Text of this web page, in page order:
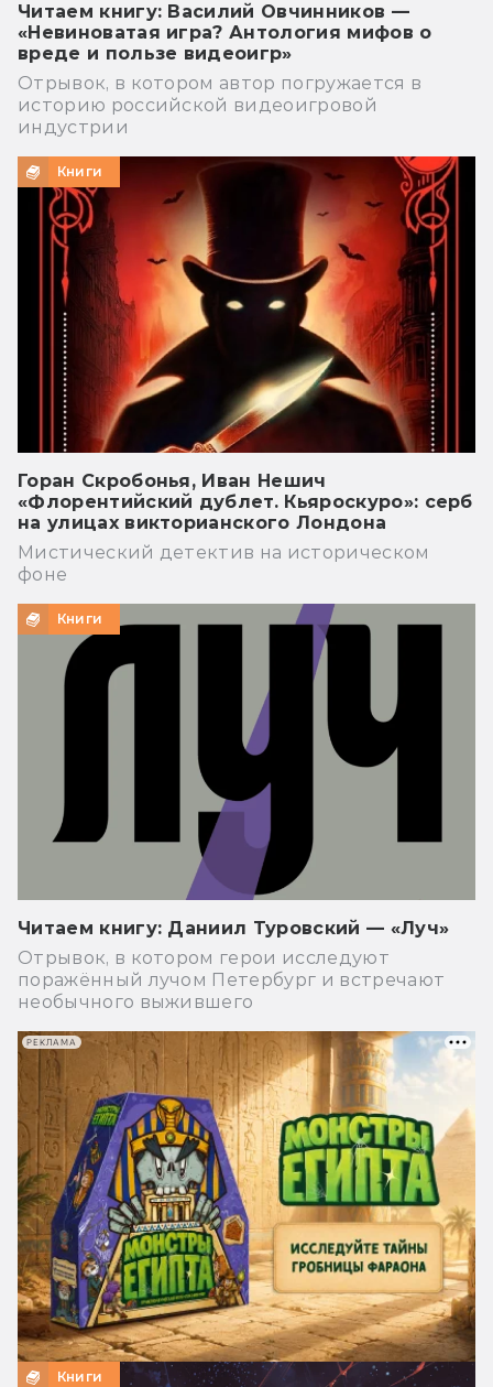
Читаем книгу: Василий Овчинников —
«Невиноватая игра? Антология мифов о
вреде и пользе видеоигр»
Отрывок, в котором автор погружается в
историю российской видеоигровой
индустрии
Книги
Горан Скробонья, Иван Нешич
«Флорентийский дублет. Кьяроскуро»: серб
на улицах викторианского Лондона
Мистический детектив на историческом
фоне
Книги
Читаем книгу: Даниил Туровский — «Луч»
Отрывок, в котором герои исследуют
поражённый лучом Петербург и встречают
необычного выжившего
Книги
РЕКЛАМА